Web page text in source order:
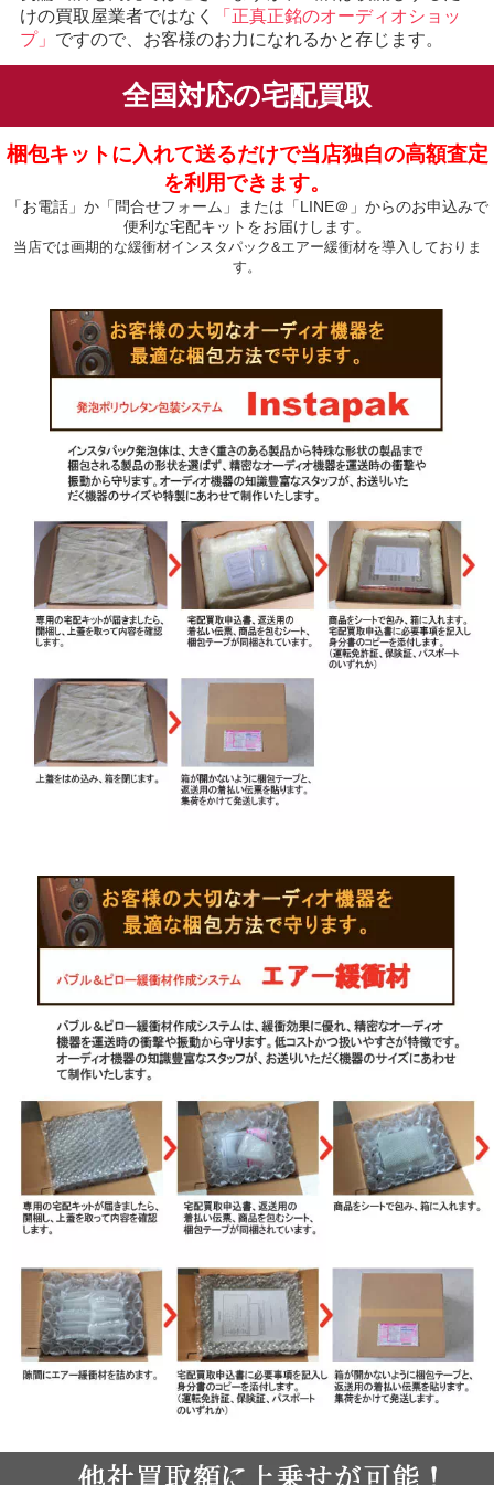
けの買取屋業者ではなく
「正真正銘のオーディオショッ
プ」 ですので、お客様のお力になれるかと存じます。
全国対応の宅配買取
梱包キットに入れて送るだけで当店独自の高額査定
を利用できます。
「お電話」か「問合せフォーム」または「LINE＠」からのお申込みで
便利な宅配キットをお届けします。
当店では画期的な緩衝材インスタパック&エアー緩衝材を導入しておりま
す。